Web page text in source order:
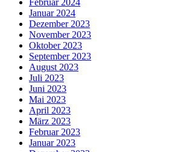
Januar 2024
Dezember 2023
November 2023
Oktober 2023
September 2023
August 2023
Juli 2023
Juni 2023
Mai 2023
April 2023
März 2023
Februar 2023
Januar 2023